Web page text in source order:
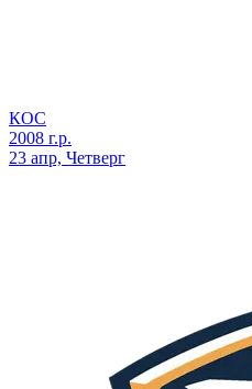
КОС
2008 г.р.
23 апр, Четверг